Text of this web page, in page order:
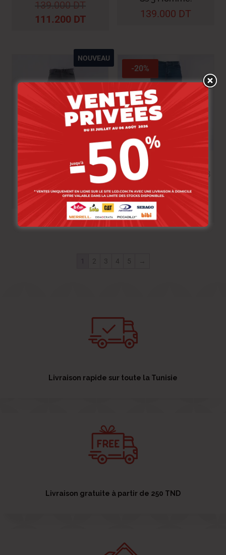
139.000 DT
111.200 DT 139.000 DT
NOUVEAU
Lee Cooper Jean
Florida-04 Lc115 Hom
144.000DT
-20%
Lee Cooper Jean
Timber-01 Lc115 Mm 3
139.000DT
111.200
1 2 3 4 5 →
Livraison rapide sur toute la Tunisie
Livraison gratuite à partir de 250 TND